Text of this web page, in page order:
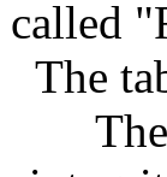
called
The